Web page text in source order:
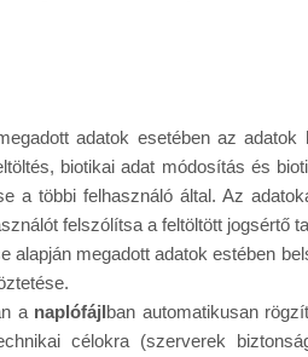
adatok esetében az adatok
biotikai adat módosítás és
a többi felhasználó által. Az
felszólítsa a feltöltött jogsértő
alapján megadott adatok estében
a naplófájlban automatikusan
célokra (szerverek